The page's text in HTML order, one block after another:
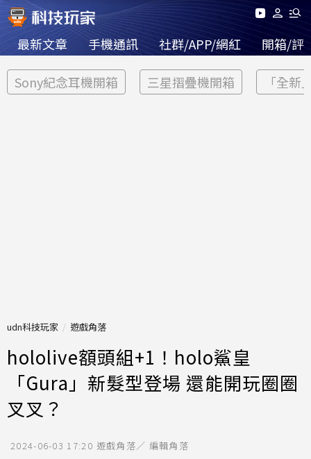
最新文章 手機通訊 社群/APP/網紅 開箱/評
Sony紀念耳機開箱 三星摺疊機開箱 「全新
udn科技玩家 遊戲角落
hololive額頭組+1！holo鯊皇
「Gura」新髮型登場 還能開玩圈圈
叉叉？
2024-06-03 17:20 遊戲角落／ 編輯角落